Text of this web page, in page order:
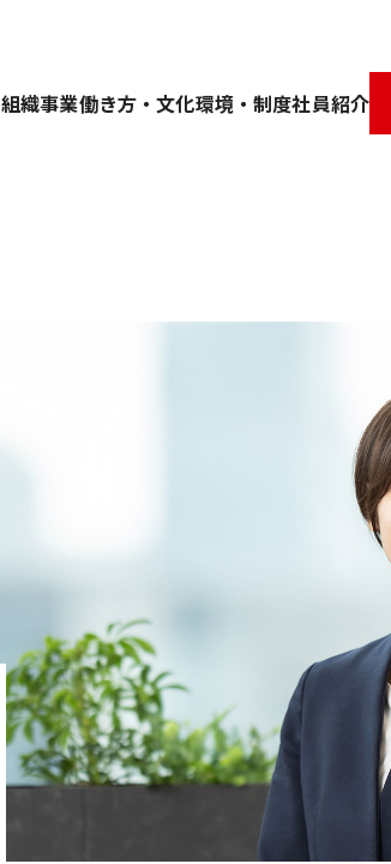
組織事業働き方・文化環境・制度社員紹介
コンピテンシー（6つの専
門性）
事業内容
ワークラ
オフィス紹